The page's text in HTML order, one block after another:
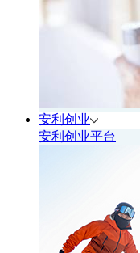
安利创业
安利创业平台